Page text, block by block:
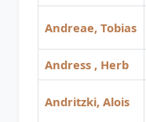
Andreae, Tobias
Andress , Herb
Andritzki, Alois